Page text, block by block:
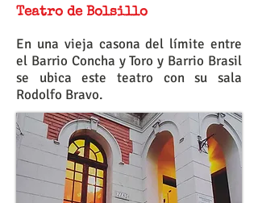
Teatro de Bolsillo
En una vieja casona del límite entre
el Barrio Concha y Toro y Barrio Brasil
se ubica este teatro con su sala
Rodolfo Bravo.